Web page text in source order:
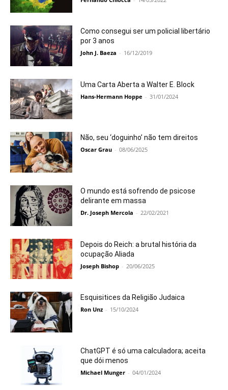
Como consegui ser um policial libertário
por 3 anos
John J. Baeza - 16/12/2019
Uma Carta Aberta a Walter E. Block
Hans-Hermann Hoppe - 31/01/2024
Não, seu ‘doguinho’ não tem direitos
Oscar Grau - 08/06/2025
O mundo está sofrendo de psicose
delirante em massa
Dr. Joseph Mercola - 22/02/2021
Depois do Reich: a brutal história da
ocupação Aliada
Joseph Bishop - 20/06/2025
Esquisitices da Religião Judaica
Ron Unz - 15/10/2024
ChatGPT é só uma calculadora; aceita
que dói menos
Michael Munger - 04/01/2024